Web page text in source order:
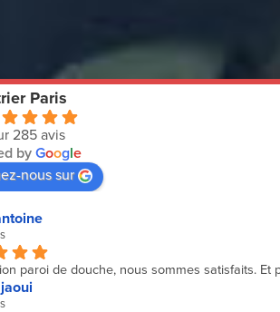
Paris
285 avis
byGoogle
nous sur
paroi de douche, nous sommes satisfaits. Et